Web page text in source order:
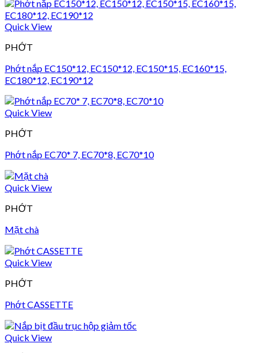
Quick View
PHỚT
Phớt nắp EC150*12, EC150*12, EC150*15, EC160*15,
EC180*12, EC190*12
Quick View
PHỚT
Phớt nắp EC70* 7, EC70*8, EC70*10
Quick View
PHỚT
Mặt chà
Quick View
PHỚT
Phớt CASSETTE
Quick View